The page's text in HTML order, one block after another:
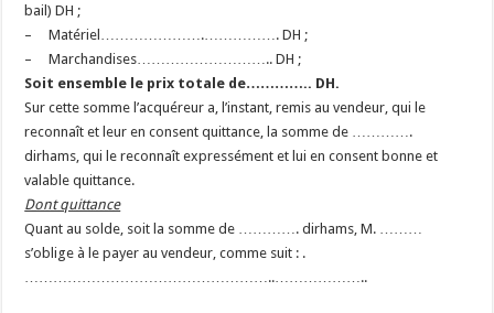
bail) DH ;
– Matériel………………….……………. DH ;
– Marchandises……………………….. DH ;
Soit ensemble le prix totale de………….. DH.
Sur cette somme l’acquéreur a, l’instant, remis au vendeur, qui le
reconnaît et leur en consent quittance, la somme de ………….
dirhams, qui le reconnaît expressément et lui en consent bonne et
valable quittance.
Dont quittance
Quant au solde, soit la somme de …………. dirhams, M. ………
s’oblige à le payer au vendeur, comme suit : .
……………………………………………..………………..